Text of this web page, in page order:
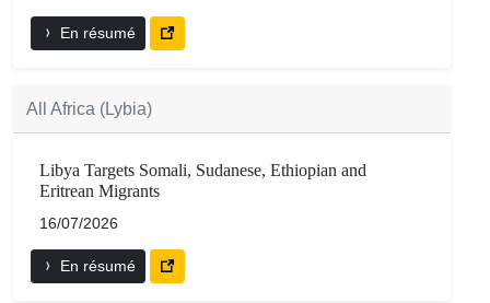
En résumé
All Africa (Lybia)
Libya Targets Somali, Sudanese, Ethiopian and
Eritrean Migrants
16/07/2026
En résumé